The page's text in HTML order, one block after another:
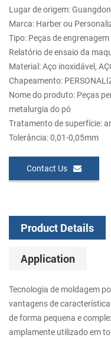
Lugar de origem:
Marca: Harber ou
Tipo: Peças de
Relatório de ensaio da
Material: Aço inoxidável,
Chapeamento:
Nome do produto: Peças
metalurgia do pó
Tratamento de superfície:
Tolerância: 0,01-0,05mm
Contact Us
Product Details
Application
Tecnologia de moldagem
vantagens de
de forma pequena e
amplamente utilizado em